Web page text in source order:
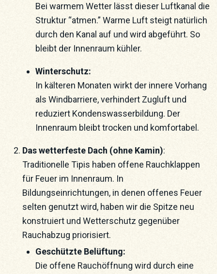
Bei warmem Wetter lässt dieser Luftkanal die
Struktur “atmen.” Warme Luft steigt natürlich
durch den Kanal auf und wird abgeführt. So
bleibt der Innenraum kühler.
Winterschutz:
In kälteren Monaten wirkt der innere Vorhang
als Windbarriere, verhindert Zugluft und
reduziert Kondenswasserbildung. Der
Innenraum bleibt trocken und komfortabel.
Das wetterfeste Dach (ohne Kamin):
Traditionelle Tipis haben offene Rauchklappen
für Feuer im Innenraum. In
Bildungseinrichtungen, in denen offenes Feuer
selten genutzt wird, haben wir die Spitze neu
konstruiert und Wetterschutz gegenüber
Rauchabzug priorisiert.
Geschützte Belüftung:
Die offene Rauchöffnung wird durch eine